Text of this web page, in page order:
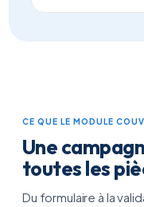
CE QUE LE MODULE
Une
toutes les
Du formulaire à la